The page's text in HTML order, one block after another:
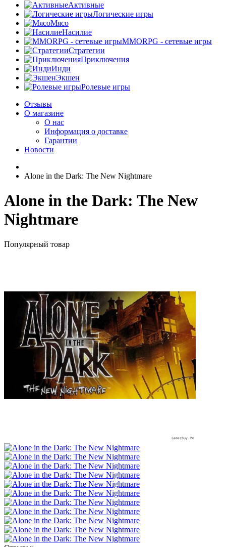
Активные
Логические игры
Мясо
Насилие
MMORPG - сетевые игры
Стратегии
Приключения
Инди
Экшен
Ролевые игры
Отзывы
О магазине
О нас
Информация о доставке
Гарантии
Новости
Alone in the Dark: The New Nightmare
Alone in the Dark: The New
Nightmare
Популярный товар